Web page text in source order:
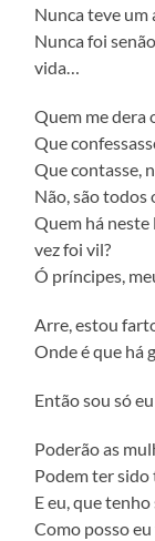
Nunca teve
Nunca foi
vida…
Quem me dera
Que
Que contasse,
Não, são todos
Quem há neste
vez foi vil?
Ó príncipes,
Arre, estou
Onde é que há
Então sou só
Poderão as
Podem ter
E eu, que
Como posso